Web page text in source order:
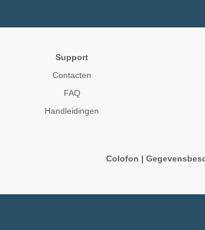
Support
Contacten
FAQ
Handleidingen
Colofon |